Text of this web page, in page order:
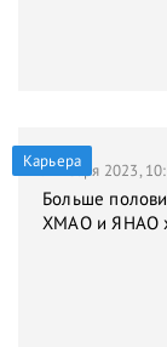
Карьера
9 января 2023,
Больше
ХМАО и ЯНАО